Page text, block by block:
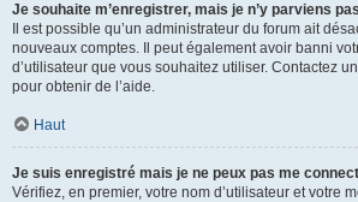
Je souhaite m’enregistrer, mais je n’y parviens
Il est possible qu’un administrateur du forum ait
nouveaux comptes. Il peut également avoir banni
d’utilisateur que vous souhaitez utiliser. Contactez
pour obtenir de l’aide.
Haut
Je suis enregistré mais je ne peux pas me
Vérifiez, en premier, votre nom d’utilisateur et votre